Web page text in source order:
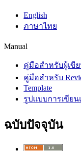
English
ภาษาไทย
Manual
คู่มือสำหรับผู้เขี
คู่มือสำหรับ
Template
รูปแบบการเขีย
ฉบับปัจจุบัน